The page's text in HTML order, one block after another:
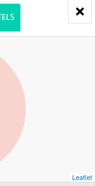
Leaflet